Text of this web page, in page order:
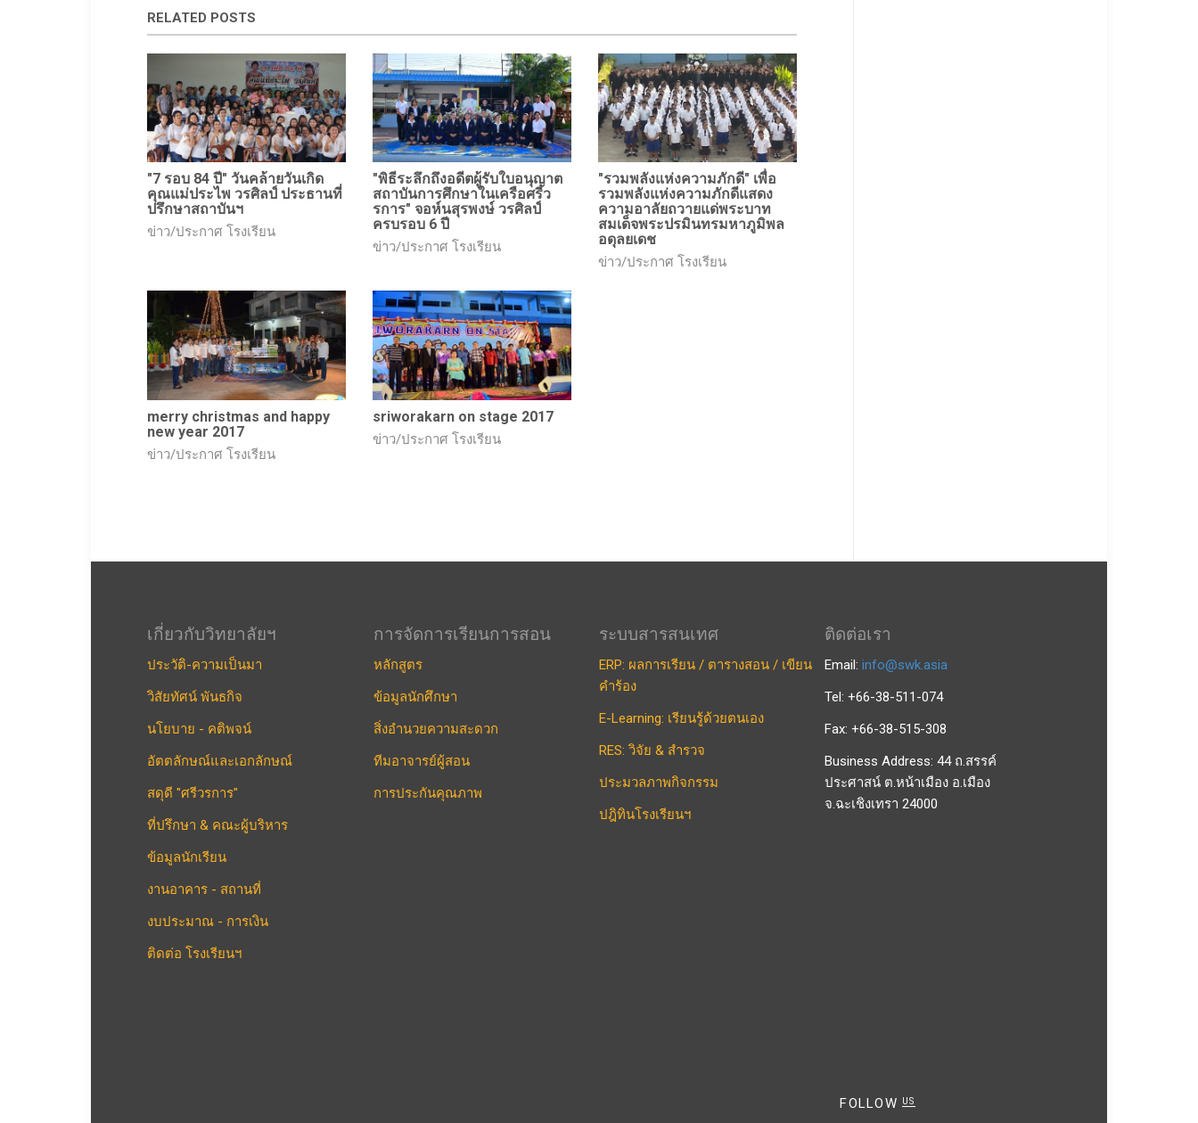
RELATED POSTS
"7 รอบ 84 ปี" วันคล้ายวันเกิด
คุณแม่ประไพ วรศิลป์ ประธานที่
ปรึกษาสถาบันฯ
ข่าว/ประกาศ โรงเรียน
"พิธีระลึกถึงอดีตผู้รับใบอนุญาต
สถาบันการศึกษาในเครือศรีว
รการ" จอห์นสุรพงษ์ วรศิลป์
ครบรอบ 6 ปี
ข่าว/ประกาศ โรงเรียน
"รวมพลังแห่งความภักดี" เพื่อ
รวมพลังแห่งความภักดีแสดง
ความอาลัยถวายแด่พระบาท
สมเด็จพระปรมินทรมหาภูมิพล
อดุลยเดช
ข่าว/ประกาศ โรงเรียน
merry christmas and happy
new year 2017
ข่าว/ประกาศ โรงเรียน
sriworakarn on stage 2017
ข่าว/ประกาศ โรงเรียน
เกี่ยวกับวิทยาลัยฯ
ประวัติ-ความเป็นมา
วิสัยทัศน์ พันธกิจ
นโยบาย - คติพจน์
อัตตลักษณ์และเอกลักษณ์
สดุดี "ศรีวรการ"
ที่ปรึกษา & คณะผู้บริหาร
ข้อมูลนักเรียน
งานอาคาร - สถานที่
งบประมาณ - การเงิน
ติดต่อ โรงเรียนฯ
การจัดการเรียนการสอน
หลักสูตร
ข้อมูลนักศึกษา
สิ่งอำนวยความสะดวก
ทีมอาจารย์ผู้สอน
การประกันคุณภาพ
ระบบสารสนเทศ
ERP: ผลการเรียน / ตารางสอน / เขียน
คำร้อง
E-Learning: เรียนรู้ด้วยตนเอง
RES: วิจัย & สำรวจ
ประมวลภาพกิจกรรม
ปฎิทินโรงเรียนฯ
ติดต่อเรา
Email:info@swk.asia
Tel: +66-38-511-074
Fax: +66-38-515-308
Business Address: 44 ถ.สรรค์
ประศาสน์ ต.หน้าเมือง อ.เมือง
จ.ฉะเชิงเทรา 24000
FOLLOWUS